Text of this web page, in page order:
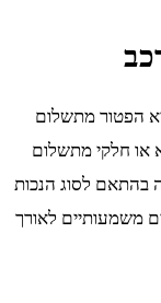
הפטור מתשלום
או חלקי מתשלום
בהתאם לסוג הנכות
משמעותיים לאורך